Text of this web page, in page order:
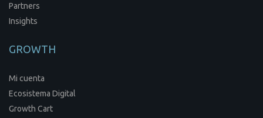
Partners
Insights
GROWTH
Mi cuenta
Ecosistema Digital
Growth Cart